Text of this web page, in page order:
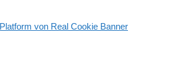
von Real Cookie Banner